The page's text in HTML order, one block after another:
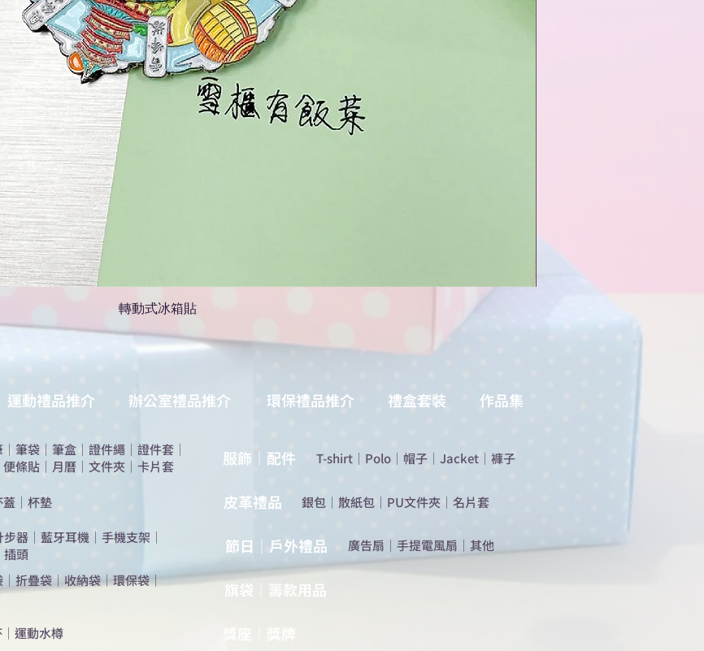
轉動式冰箱貼
運動禮品推介 辦公室禮品推介 環保禮品推介 禮盒套裝 作品集
｜ 筆袋 ｜ 筆盒 ｜ 證件繩 ｜ 證件套 ｜
便條貼 ｜ 月曆 ｜ 文件夾 ｜ 卡片套
蓋 ｜ 杯墊
步器 ｜ 藍牙耳機 ｜ 手機支架 ｜
插頭
｜ 折疊袋 ｜ 收納袋 ｜環保袋｜
｜ 運動水樽
服飾｜配件 T-shirt ｜ Polo ｜ 帽子 ｜ Jacket ｜ 褲子
​皮革禮品 ​銀包 ｜ 散紙包 ｜ PU文件夾 ｜ 名片套
節日｜戶外禮品 ​廣告扇 ｜ 手提電風扇 ｜ 其他
旗袋｜籌款用品
​獎座｜獎牌